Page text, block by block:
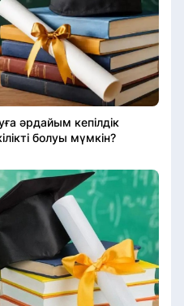
әрдайым кепілдік
болуы мүмкін?